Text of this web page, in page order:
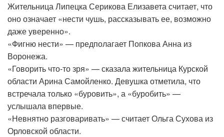
Жительница Липецка Серикова Елизавета считает, что
оно означает «нести чушь, рассказывать ее, возможно
даже уверенно».
«Фигню нести» — предполагает Попкова Анна из
Воронежа.
«Говорить что-то зря» — сказала жительница Курской
области Арина Самойленко. Девушка отметила, что
встречала только «буровить», а «буробить» —
услышала впервые.
«Невнятно разговаривать» — считает Ольга Сухова из
Орловской области.